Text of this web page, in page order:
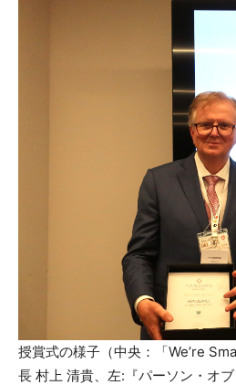
授賞式の様子（中央：「We’re
長 村上 清貴、左:『パーソン・オ